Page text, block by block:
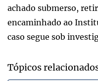
achado submerso,
encaminhado ao
caso segue sob
Tópicos